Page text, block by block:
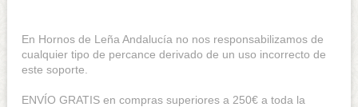
En Hornos de Leña Andalucía no nos responsabilizamos de
cualquier tipo de percance derivado de un uso incorrecto de
este soporte.
ENVÍO GRATIS en compras superiores a 250€ a toda la